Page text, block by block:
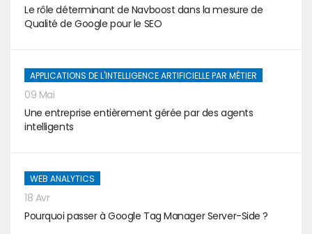
Le rôle déterminant de Navboost dans la mesure de
Qualité de Google pour le SEO
APPLICATIONS DE L'INTELLIGENCE ARTIFICIELLE PAR MÉTIER
09 Mai
Une entreprise entièrement gérée par des agents
intelligents
WEB ANALYTICS
18 Avr
Pourquoi passer à Google Tag Manager Server-Side ?